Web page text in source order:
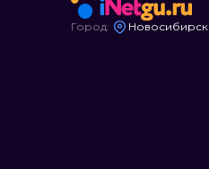
Город: Новосибирск